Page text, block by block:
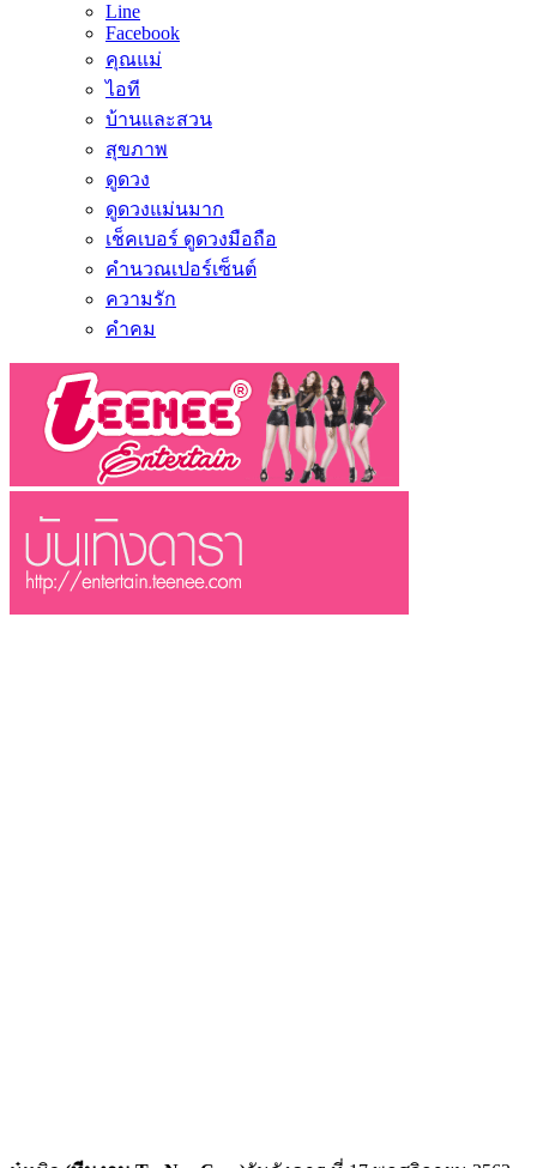
Line
Facebook
คุณแม่
ไอที
บ้านและสวน
สุขภาพ
ดูดวง
ดูดวงแม่นมาก
เช็คเบอร์ ดูดวงมือถือ
คำนวณเปอร์เซ็นต์
ความรัก
คำคม